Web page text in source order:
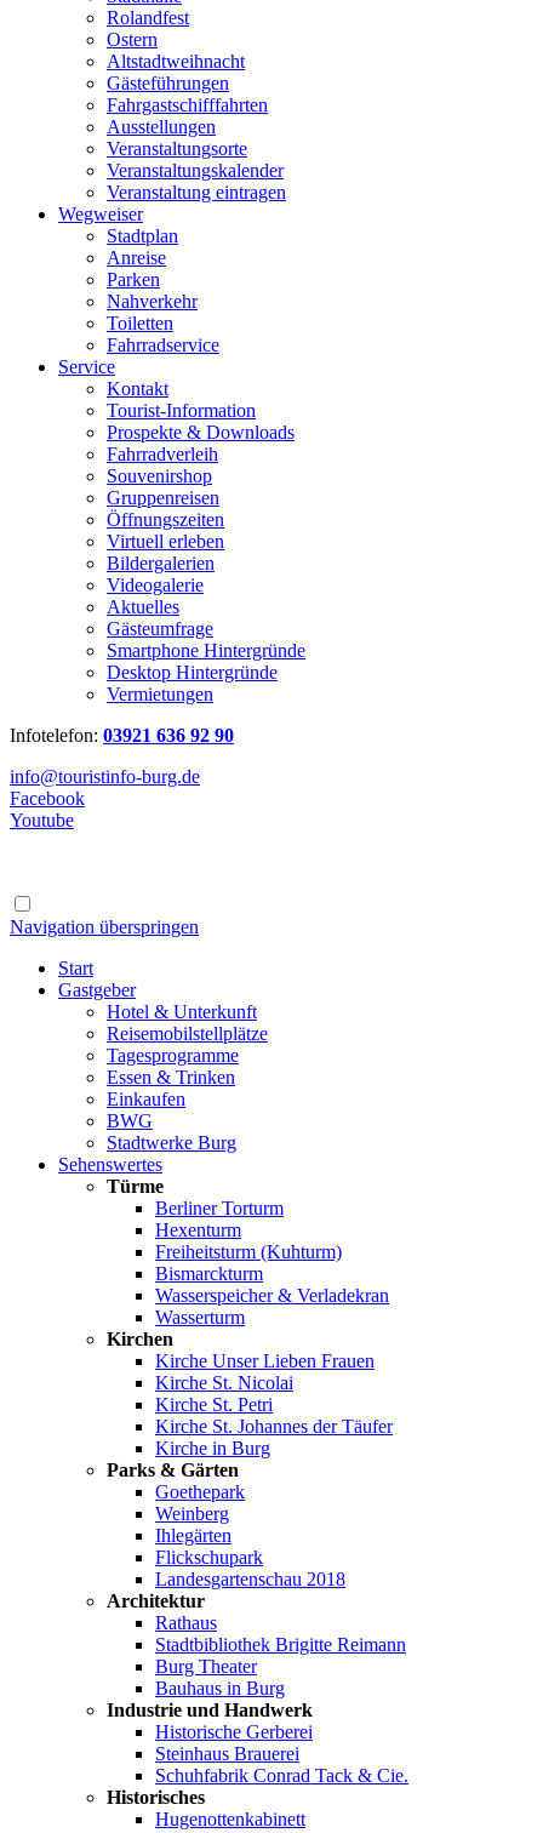
Rolandfest
Ostern
Altstadtweihnacht
Gästeführungen
Fahrgastschifffahrten
Ausstellungen
Veranstaltungsorte
Veranstaltungskalender
Veranstaltung eintragen
Wegweiser
Stadtplan
Anreise
Parken
Nahverkehr
Toiletten
Fahrradservice
Service
Kontakt
Tourist-Information
Prospekte & Downloads
Fahrradverleih
Souvenirshop
Gruppenreisen
Öffnungszeiten
Virtuell erleben
Bildergalerien
Videogalerie
Aktuelles
Gästeumfrage
Smartphone Hintergründe
Desktop Hintergründe
Vermietungen
Infotelefon: 03921 636 92 90
info@touristinfo-burg.de
Facebook
Youtube
Navigation überspringen
Start
Gastgeber
Hotel & Unterkunft
Reisemobilstellplätze
Tagesprogramme
Essen & Trinken
Einkaufen
BWG
Stadtwerke Burg
Sehenswertes
Türme
Berliner Torturm
Hexenturm
Freiheitsturm (Kuhturm)
Bismarckturm
Wasserspeicher & Verladekran
Wasserturm
Kirchen
Kirche Unser Lieben Frauen
Kirche St. Nicolai
Kirche St. Petri
Kirche St. Johannes der Täufer
Kirche in Burg
Parks & Gärten
Goethepark
Weinberg
Ihlegärten
Flickschupark
Landesgartenschau 2018
Architektur
Rathaus
Stadtbibliothek Brigitte Reimann
Burg Theater
Bauhaus in Burg
Industrie und Handwerk
Historische Gerberei
Steinhaus Brauerei
Schuhfabrik Conrad Tack & Cie.
Historisches
Hugenottenkabinett